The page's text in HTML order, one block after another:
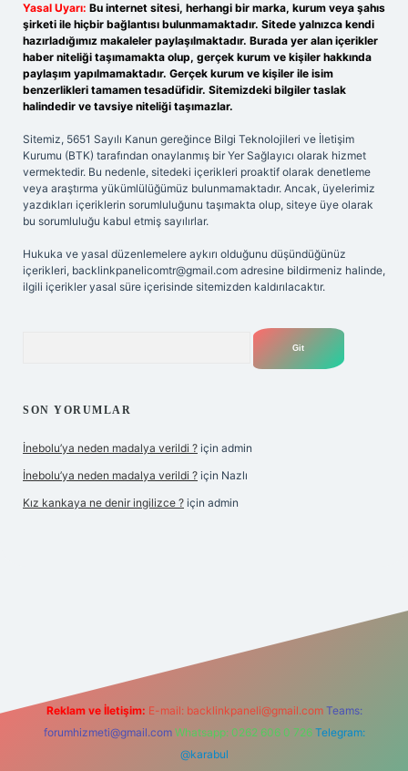
Yasal Uyarı: Bu internet sitesi, herhangi bir marka, kurum veya şahıs
şirketi ile hiçbir bağlantısı bulunmamaktadır. Sitede yalnızca kendi
hazırladığımız makaleler paylaşılmaktadır. Burada yer alan içerikler
haber niteliği taşımamakta olup, gerçek kurum ve kişiler hakkında
paylaşım yapılmamaktadır. Gerçek kurum ve kişiler ile isim
benzerlikleri tamamen tesadüfidir. Sitemizdeki bilgiler taslak
halindedir ve tavsiye niteliği taşımazlar.
Sitemiz, 5651 Sayılı Kanun gereğince Bilgi Teknolojileri ve İletişim
Kurumu (BTK) tarafından onaylanmış bir Yer Sağlayıcı olarak hizmet
vermektedir. Bu nedenle, sitedeki içerikleri proaktif olarak denetleme
veya araştırma yükümlülüğümüz bulunmamaktadır. Ancak, üyelerimiz
yazdıkları içeriklerin sorumluluğunu taşımakta olup, siteye üye olarak
bu sorumluluğu kabul etmiş sayılırlar.
Hukuka ve yasal düzenlemelere aykırı olduğunu düşündüğünüz
içerikleri, backlinkpanelicomtr@gmail.com adresine bildirmeniz halinde,
ilgili içerikler yasal süre içerisinde sitemizden kaldırılacaktır.
SON YORUMLAR
İnebolu’ya neden madalya verildi ? için admin
İnebolu’ya neden madalya verildi ? için Nazlı
Kız kankaya ne denir ingilizce ? için admin
Reklam ve İletişim: E-mail: backlinkpaneli@gmail.com Teams:
forumhizmeti@gmail.com Whatsapp: 0262 606 0 726 Telegram:
@karabul